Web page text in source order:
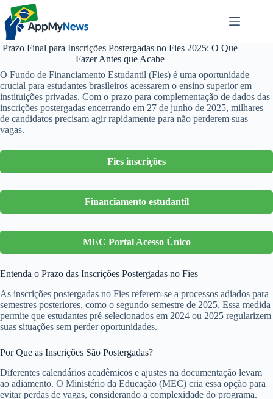
Pular
para
conteúdo
Prazo Final para Inscrições Postergadas no Fies 2025: O Que
Fazer Antes que Acabe
O Fundo de Financiamento Estudantil (Fies) é uma oportunidade
crucial para estudantes brasileiros acessarem o ensino superior em
instituições privadas. Com o prazo para complementação de dados das
inscrições postergadas encerrando em 27 de junho de 2025, milhares
de candidatos precisam agir rapidamente para não perderem suas
vagas.
Fies inscrições
Financiamento estudantil
MEC Portal Acesso Único
Entenda o Prazo das Inscrições Postergadas no Fies
As inscrições postergadas no Fies referem-se a processos adiados para
semestres posteriores, como o segundo semestre de 2025. Essa medida
permite que estudantes pré-selecionados em 2024 ou 2025 regularizem
suas situações sem perder oportunidades.
Por Que as Inscrições São Postergadas?
Diferentes calendários acadêmicos e ajustes na documentação levam
ao adiamento. O Ministério da Educação (MEC) cria essa opção para
evitar perdas de vagas, considerando a complexidade do programa.